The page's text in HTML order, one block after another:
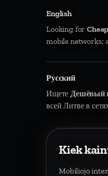
English
Looking for
mobile networks;
Русский
ИщетеДешёвый
всей Литве в
Kiek
Mobiliojo